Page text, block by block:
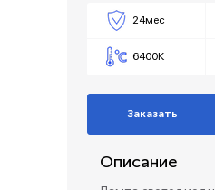
24мес
6400К
Заказать
Описание